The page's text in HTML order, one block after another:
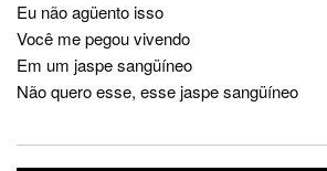
Eu não agüento isso
Você me pegou vivendo
Em um jaspe sangüíneo
Não quero esse, esse jaspe sangüíneo